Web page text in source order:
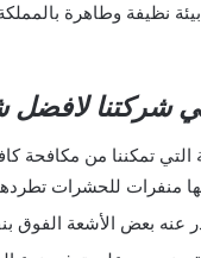
نظيفة وطاهرة
في شركتنا
التي تمكننا من مكافحة
منفرات للحشرات
عنه بعض الأشعة الفوق